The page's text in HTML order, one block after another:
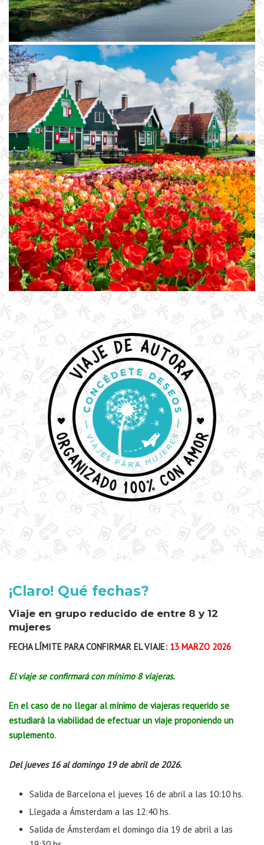
¡Claro! Qué fechas?
Viaje en grupo reducido de entre 8 y 12
mujeres
FECHA LÍMITE PARA CONFIRMAR EL VIAJE: 13 MARZO 2026
El viaje se confirmará con mínimo 8 viajeras.
En el caso de no llegar al mínimo de viajeras requerido se
estudiará la viabilidad de efectuar un viaje proponiendo un
suplemento.
Del jueves 16 al domingo 19 de abril de 2026.
Salida de Barcelona el jueves 16 de abril a las 10:10 hs.
Llegada a Ámsterdam a las 12:40 hs.
Salida de Ámsterdam el domingo día 19 de abril a las